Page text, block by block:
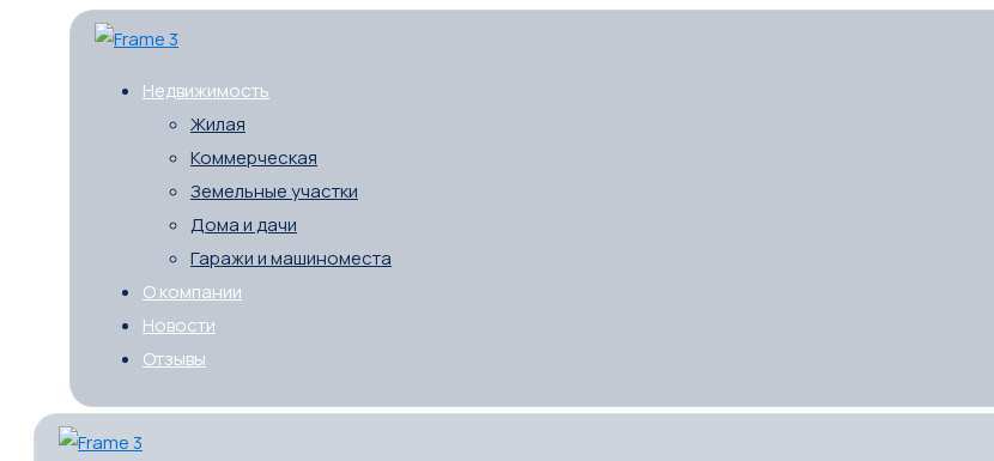
Недвижимость
Жилая
Коммерческая
Земельные участки
Дома и дачи
Гаражи и машиноместа
О компании
Новости
Отзывы